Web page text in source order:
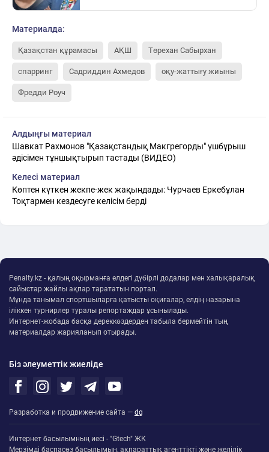
Материалда:
Қазақстан құрамасы АҚШ Төрехан Сабырхан
спарринг Садриддин Ахмедов оқу-жаттығу жиыны
Фредди Роуч
Алдыңғы материал
Шавкат Рахмонов "Қазақстандық Макгрегорды" үшбұрыш
әдісімен тұншықтырып тастады (ВИДЕО)
Келесі материал
Көптен күткен жекпе-жек жақындады: Чурчаев Еркебұлан
Тоқтармен кездесуге келісім берді
Penalty.kz - қалың оқырманға елдегі дүбірлі додалар мен халықаралық
сайыстар жайлы ақпар тарататын портал.
Мұнда танымал спортшыларға қатысты оқиғалар, елдің назарына
іліккен турнирлер туралы репортаждар ұсынылады.
Интернет-жобада басқа дереккөздерден табыла бермейтін тың
материалдар жарияланып отырады.
Біз әлеуметтік жиеліде
Разработка и продвижение сайта — dg
Интернет басылымның иесі - "Gtech" ЖК
Мерзімді баспасөз басылымын, ақпараттық агенттікті және желілік